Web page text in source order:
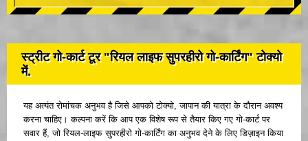
स्ट्रीट गो-कार्ट टूर "रियल लाइफ सुपरहीरो गो-कार्टिंग" टोक्यो
में.
यह अत्यंत रोमांचक अनुभव है जिसे आपको टोक्यो, जापान की यात्रा के दौरान अवश्य
करना चाहिए। कल्पना करें कि आप एक विशेष रूप से तैयार किए गए गो-कार्ट पर
सवार हैं, जो रियल-लाइफ सुपरहीरो गो-कार्टिंग का अनुभव देने के लिए डिज़ाइन किया